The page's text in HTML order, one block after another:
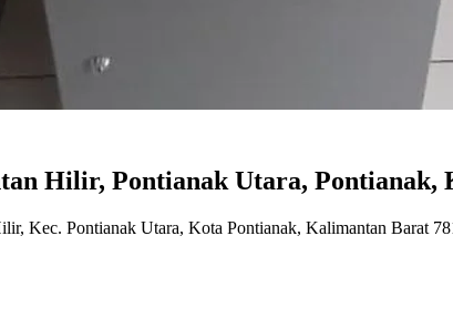
Hilir, Pontianak Utara, Pontianak,
Kec. Pontianak Utara, Kota Pontianak, Kalimantan Barat